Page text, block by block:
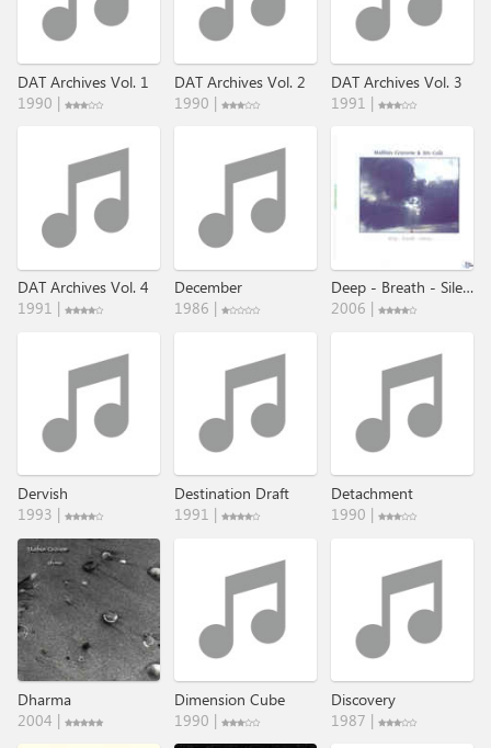
DAT Archives Vol. 1
1990 |
DAT Archives Vol. 2
1990 |
DAT Archives Vol. 3
1991 |
DAT Archives Vol. 4
1991 |
December
1986 |
Deep - Breath - Silence
2006 |
Dervish
1993 |
Destination Draft
1991 |
Detachment
1990 |
Dharma
2004 |
Dimension Cube
1990 |
Discovery
1987 |